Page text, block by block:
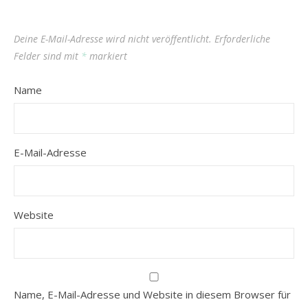
Deine E-Mail-Adresse wird nicht veröffentlicht. Erforderliche
Felder sind mit * markiert
Name
E-Mail-Adresse
Website
Name, E-Mail-Adresse und Website in diesem Browser für